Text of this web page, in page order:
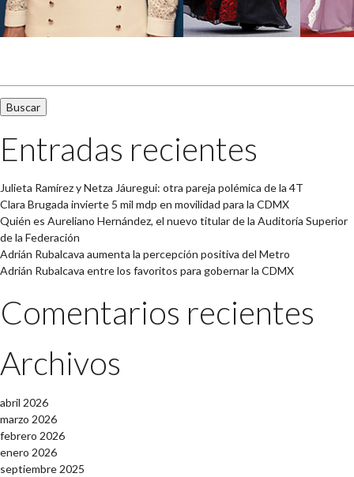
Entradas recientes
Julieta Ramírez y Netza Jáuregui: otra pareja polémica de la 4T
Clara Brugada invierte 5 mil mdp en movilidad para la CDMX
Quién es Aureliano Hernández, el nuevo titular de la Auditoría Superior
de la Federación
Adrián Rubalcava aumenta la percepción positiva del Metro
Adrián Rubalcava entre los favoritos para gobernar la CDMX
Comentarios recientes
Archivos
abril 2026
marzo 2026
febrero 2026
enero 2026
septiembre 2025